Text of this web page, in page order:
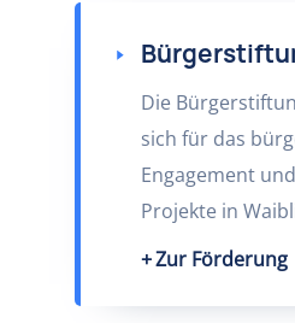
Die
sich für das
Engagement
Projekte in
Zur Förderung